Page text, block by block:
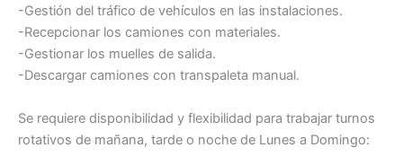
-Gestión del tráfico de vehículos en las instalaciones.
-Recepcionar los camiones con materiales.
-Gestionar los muelles de salida.
-Descargar camiones con transpaleta manual.
Se requiere disponibilidad y flexibilidad para trabajar turnos
rotativos de mañana, tarde o noche de Lunes a Domingo: